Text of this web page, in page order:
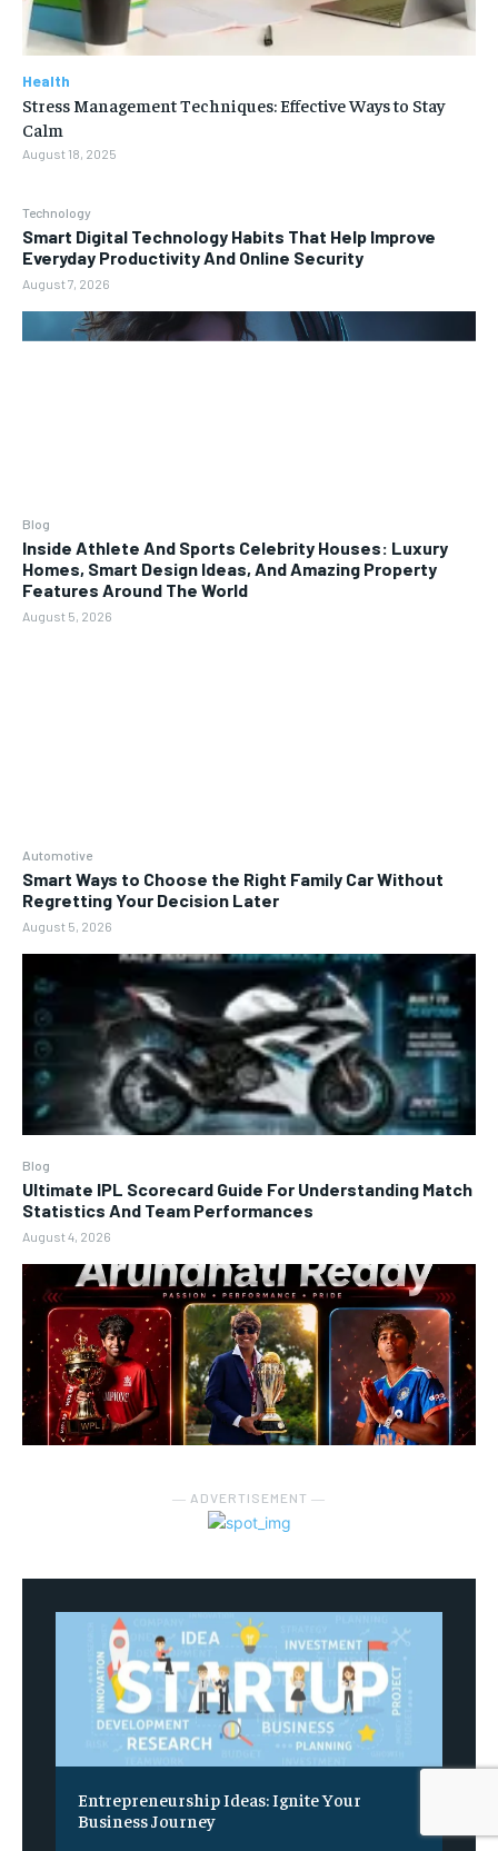
Technology
Smart Digital Technology Habits That Help Improve
Everyday Productivity And Online Security
August 7, 2026
Blog
Inside Athlete And Sports Celebrity Houses: Luxury
Homes, Smart Design Ideas, And Amazing Property
Features Around The World
August 5, 2026
Automotive
Smart Ways to Choose the Right Family Car Without
Regretting Your Decision Later
August 5, 2026
Blog
Ultimate IPL Scorecard Guide For Understanding Match
Statistics And Team Performances
August 4, 2026
― ADVERTISEMENT ―
Entrepreneurship Ideas: Ignite Your
Business Journey
Health
Stress Management Techniques: Effective Ways to Stay
Calm
August 18, 2025